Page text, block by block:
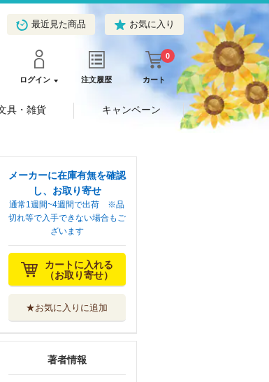
最近見た商品 お気に入り
ログイン 注文履歴 カート
0
具・雑貨 キャンペーン
メーカーに在庫有無を確認
し、お取り寄せ
通常1週間~4週間で出荷 ※品
切れ等で入手できない場合もご
ざいます
カートに入れる
（お取り寄せ）
★お気に入りに追加
著者情報